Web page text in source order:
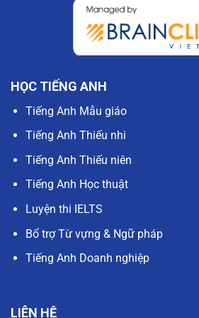
HỌC TIẾNG ANH
Tiếng Anh Mẫu giáo
Tiếng Anh Thiếu nhi
Tiếng Anh Thiếu niên
Tiếng Anh Học thuật
Luyện thi IELTS
Bổ trợ Từ vựng & Ngữ pháp
Tiếng Anh Doanh nghiệp
LIÊN HỆ